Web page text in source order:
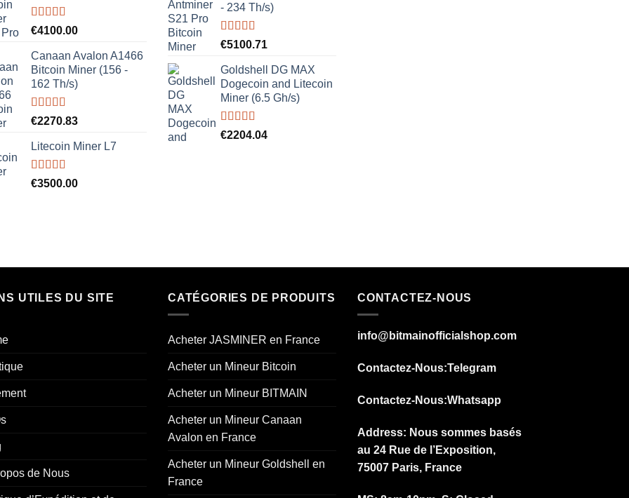
Rated5.00
€4100.00
Canaan Avalon A1466
Bitcoin Miner (156 -
162 Th/s)
Rated5.00
€2270.83
Litecoin Miner L7
Rated5.00
€3500.00
- 234 Th/s)
Rated5.00
€5100.71
Goldshell DG MAX
Dogecoin and Litecoin
Miner (6.5 Gh/s)
Rated5.00
€2204.04
UTILES DU SITE
de Nous
CATÉGORIES DE PRODUITS
Acheter JASMINER en France
Acheter un Mineur Bitcoin
Acheter un Mineur BITMAIN
Acheter un Mineur Canaan
Avalon en France
Acheter un Mineur Goldshell en
France
CONTACTEZ-NOUS
info@bitmainofficialshop.com
Contactez-Nous:Telegram
Contactez-Nous:Whatsapp
Address: Nous sommes basés
au 24 Rue de l’Exposition,
75007 Paris, France